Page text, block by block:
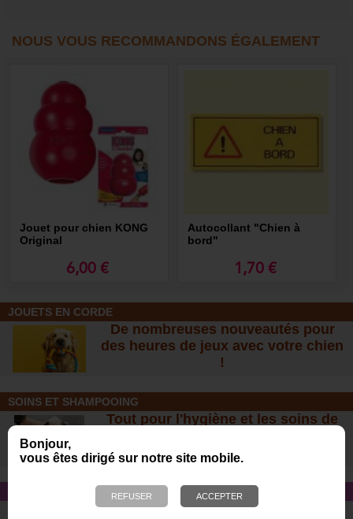
Bonjour,
vous êtes dirigé sur notre site mobile.
NOUS VOUS RECOMMANDONS ÉGALEMENT
Jouet pour chien KONG
Original
6,00 €
Autocollant "Chien à
bord"
1,70 €
JOUETS EN CORDE
De nombreuses nouveautés pour
des heures de jeux avec votre chien
!
SOINS ET SHAMPOOING
Tout pour l'hygiène et les soins de
CONSEIL SANTÉ
L’arthrose chez le chien :